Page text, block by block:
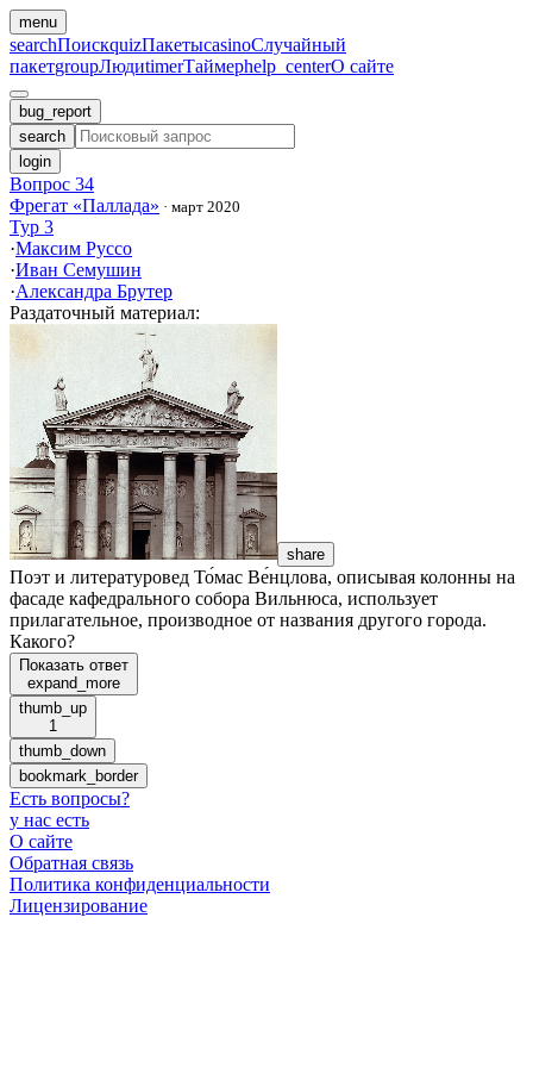
menu
searchПоискquizПакетыcasinoСлучайный
пакетgroupЛюдиtimerТаймерhelp_centerО сайте
bug_report
search
login
Вопрос 34
Фрегат «Паллада» · март 2020
Тур 3
·Максим Руссо
·Иван Семушин
·Александра Брутер
Раздаточный материал:
share
Поэт и литературовед То́мас Ве́нцлова, описывая колонны на
фасаде кафедрального собора Вильнюса, использует
прилагательное, производное от названия другого города.
Какого?
Показать ответ
expand_more
thumb_up
1
thumb_down
bookmark_border
Есть вопросы?
у нас есть
О сайте
Обратная связь
Политика конфиденциальности
Лицензирование